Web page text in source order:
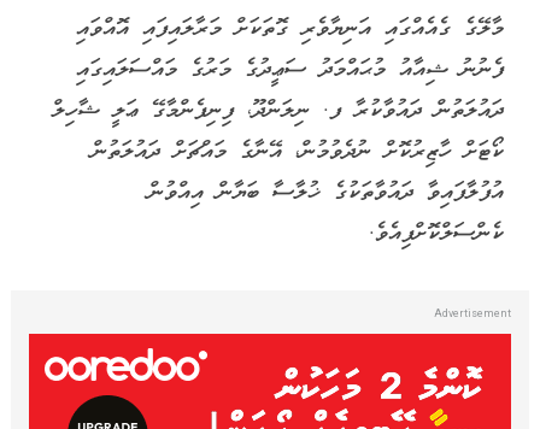
މާލޭގެ ގެއެއްގައި އަނިޔާވެރި ގޮތަކަށް މަރާލައިފައި އޮއްވައި
ފެނުނު ޝިއާއު މުޙައްމަދު ސަޢީދުގެ މަރުގެ މައްސަލައިގައި
ދައުލަތުން ދައުވާކުރާ ފ. ނިލަންދޫ، ފިނިފެންމާގޭ ޢަލީ ޝާހިލް
ކޯޓަށް ހާޒިރުކޮށް ނުދެވުމުން، އޭނާގެ މައްޗަށް ދައުލަތުން
އުފުލާފައިވާ ދައުވާތަކުގެ ޚުލާސާ ބަޔާން އިއްވުން
ކެންސަލްކޮށްފިއެވެ.